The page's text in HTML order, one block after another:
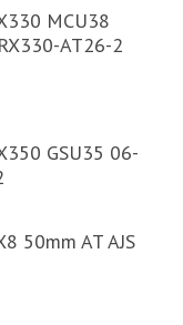
MCU38
AT26-2
GSU35 06-
50mm AT AJS